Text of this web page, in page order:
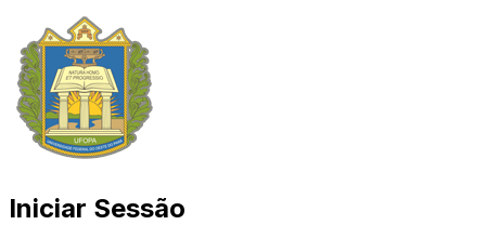
Iniciar Sessão